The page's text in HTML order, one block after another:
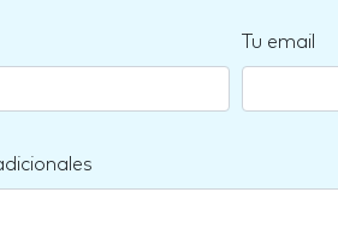
Tu email